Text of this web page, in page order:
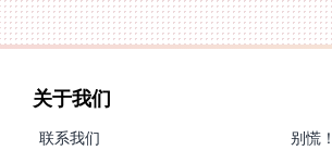
关于我们
联系我们
别慌